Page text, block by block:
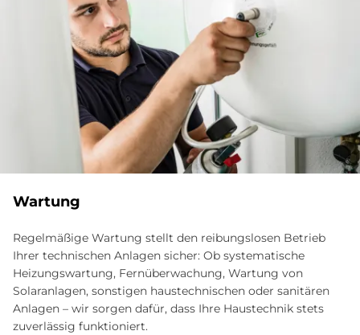
Wartung
Regelmäßige Wartung stellt den reibungslosen Betrieb
Ihrer technischen Anlagen sicher: Ob systematische
Heizungswartung, Fernüberwachung, Wartung von
Solaranlagen, sonstigen haustechnischen oder sanitären
Anlagen – wir sorgen dafür, dass Ihre Haustechnik stets
zuverlässig funktioniert.